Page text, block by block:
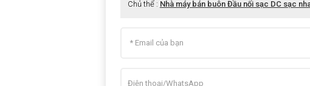
Chủ thể : Nhà máy bán buôn Đầu nối sạc DC sạc